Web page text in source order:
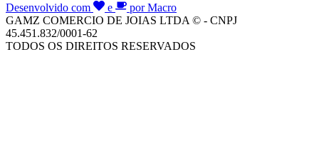
Desenvolvido com e
por Macro
GAMZ COMERCIO DE JOIAS LTDA © - CNPJ
45.451.832/0001-62
TODOS OS DIREITOS RESERVADOS